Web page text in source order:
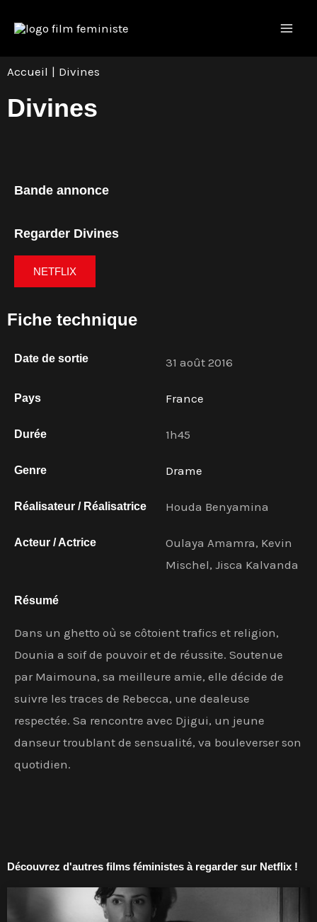
contenu
Accueil Divines
Divines
Bande annonce
Regarder Divines
NETFLIX
Fiche technique
Date de sortie 31 août 2016
Pays France
Durée 1h45
Genre Drame
Réalisateur / Réalisatrice Houda Benyamina
Acteur / Actrice
Oulaya Amamra, Kevin
Mischel, Jisca Kalvanda
Résumé
Dans un ghetto où se côtoient trafics et religion,
Dounia a soif de pouvoir et de réussite. Soutenue
par Maimouna, sa meilleure amie, elle décide de
suivre les traces de Rebecca, une dealeuse
respectée. Sa rencontre avec Djigui, un jeune
danseur troublant de sensualité, va bouleverser son
quotidien.
Découvrez d'autres films féministes à regarder sur Netflix !
des
articles